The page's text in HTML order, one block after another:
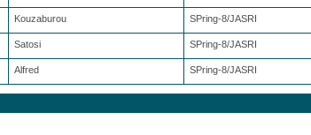
Kouzaburou SPring-8/JASRI
Satosi SPring-8/JASRI
Alfred SPring-8/JASRI